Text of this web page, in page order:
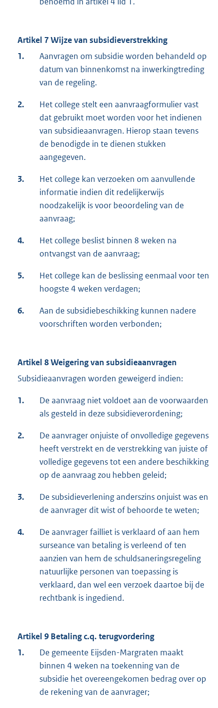
Artikel 7 Wijze van subsidieverstrekking
1.
Aanvragen om subsidie worden behandeld op
datum van binnenkomst na inwerkingtreding
van de regeling.
2.
Het college stelt een aanvraagformulier vast
dat gebruikt moet worden voor het indienen
van subsidieaanvragen. Hierop staan tevens
de benodigde in te dienen stukken
aangegeven.
3.
Het college kan verzoeken om aanvullende
informatie indien dit redelijkerwijs
noodzakelijk is voor beoordeling van de
aanvraag;
4.
Het college beslist binnen 8 weken na
ontvangst van de aanvraag;
5.
Het college kan de beslissing eenmaal voor ten
hoogste 4 weken verdagen;
6.
Aan de subsidiebeschikking kunnen nadere
voorschriften worden verbonden;
Artikel 8 Weigering van subsidieaanvragen
Subsidieaanvragen worden geweigerd indien:
1.
De aanvraag niet voldoet aan de voorwaarden
als gesteld in deze subsidieverordening;
2.
De aanvrager onjuiste of onvolledige gegevens
heeft verstrekt en de verstrekking van juiste of
volledige gegevens tot een andere beschikking
op de aanvraag zou hebben geleid;
3.
De subsidieverlening anderszins onjuist was en
de aanvrager dit wist of behoorde te weten;
4.
De aanvrager failliet is verklaard of aan hem
surseance van betaling is verleend of ten
aanzien van hem de schuldsaneringsregeling
natuurlijke personen van toepassing is
verklaard, dan wel een verzoek daartoe bij de
rechtbank is ingediend.
Artikel 9 Betaling c.q. terugvordering
1.
De gemeente Eijsden-Margraten maakt
binnen 4 weken na toekenning van de
subsidie het overeengekomen bedrag over op
de rekening van de aanvrager;